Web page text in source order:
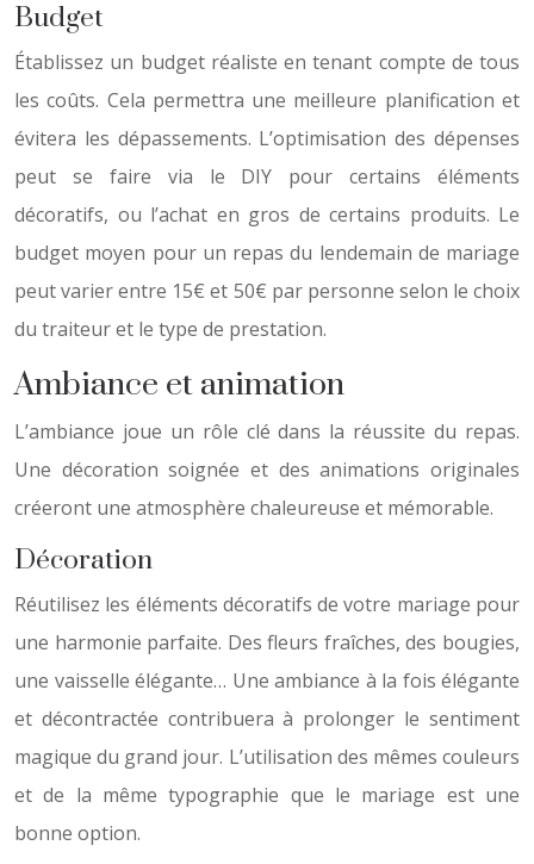
Budget
Établissez un budget réaliste en tenant compte de tous
les coûts. Cela permettra une meilleure planification et
évitera les dépassements. L’optimisation des dépenses
peut se faire via le DIY pour certains éléments
décoratifs, ou l’achat en gros de certains produits. Le
budget moyen pour un repas du lendemain de mariage
peut varier entre 15€ et 50€ par personne selon le choix
du traiteur et le type de prestation.
Ambiance et animation
L’ambiance joue un rôle clé dans la réussite du repas.
Une décoration soignée et des animations originales
créeront une atmosphère chaleureuse et mémorable.
Décoration
Réutilisez les éléments décoratifs de votre mariage pour
une harmonie parfaite. Des fleurs fraîches, des bougies,
une vaisselle élégante… Une ambiance à la fois élégante
et décontractée contribuera à prolonger le sentiment
magique du grand jour. L’utilisation des mêmes couleurs
et de la même typographie que le mariage est une
bonne option.